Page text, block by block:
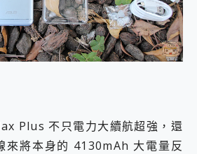
Plus 不只電力大續航超強，還
來將本身的 4130mAh 大電量反